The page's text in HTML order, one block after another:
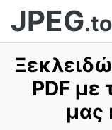
JPEG.to
PDF με
μας